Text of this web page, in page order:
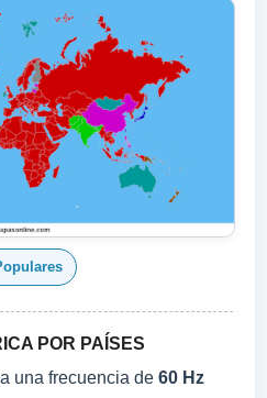
POR PAÍSES
una frecuencia de 60 Hz